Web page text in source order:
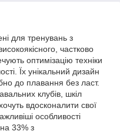
для тренувань з
частково
оптимізацію техніки
Їх унікальний дизайн
до плавання без ласт.
клубів, шкіл
вдосконалити свої
особливості
33% з